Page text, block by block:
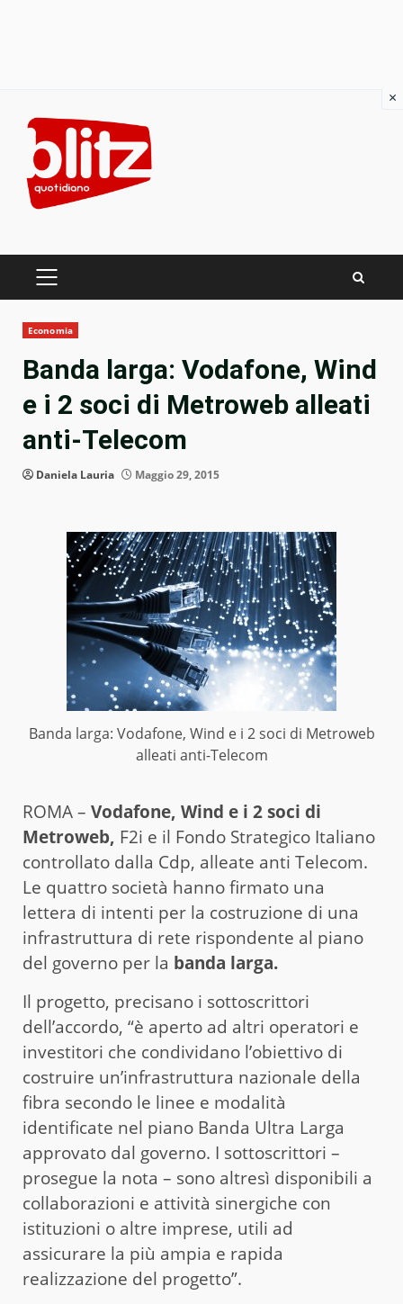
content
PRIMARY
Economia
Banda larga: Vodafone, Wind
e i 2 soci di Metroweb alleati
anti-Telecom
Daniela Lauria Maggio 29, 2015
Banda larga: Vodafone, Wind e i 2 soci di Metroweb
alleati anti-Telecom
ROMA – Vodafone, Wind e i 2 soci di
Metroweb, F2i e il Fondo Strategico Italiano
controllato dalla Cdp, alleate anti Telecom.
Le quattro società hanno firmato una
lettera di intenti per la costruzione di una
infrastruttura di rete rispondente al piano
del governo per la banda larga.
Il progetto, precisano i sottoscrittori
dell’accordo, “è aperto ad altri operatori e
investitori che condividano l’obiettivo di
costruire un’infrastruttura nazionale della
fibra secondo le linee e modalità
identificate nel piano Banda Ultra Larga
approvato dal governo. I sottoscrittori –
prosegue la nota – sono altresì disponibili a
collaborazioni e attività sinergiche con
istituzioni o altre imprese, utili ad
assicurare la più ampia e rapida
realizzazione del progetto”.
×